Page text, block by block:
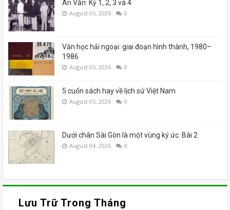
Án Văn: Kỳ 1, 2, 3 và 4
August 05, 2026 0
Văn học hải ngoại: giai đoạn hình thành, 1980–
1986
August 05, 2026 0
5 cuốn sách hay về lịch sử Việt Nam
August 05, 2026 0
Dưới chân Sài Gòn là một vùng ký ức. Bài 2
August 04, 2026 0
Lưu Trữ Trong Tháng